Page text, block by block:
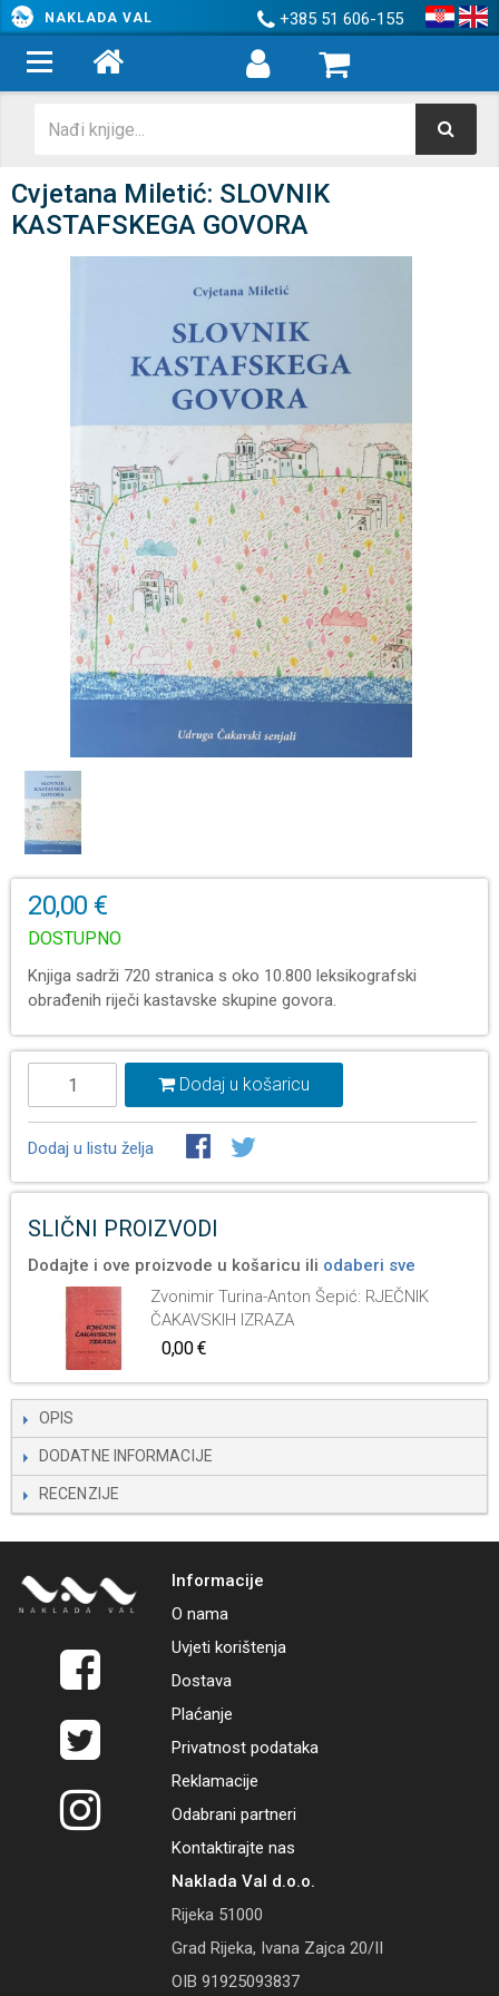
NAKLADA VAL +385 51 606-155
Cvjetana Miletić: SLOVNIK
KASTAFSKEGA GOVORA
20,00 €
DOSTUPNO
Knjiga sadrži 720 stranica s oko 10.800 leksikografski
obrađenih riječi kastavske skupine govora.
Dodaj u košaricu
Dodaj u listu želja
SLIČNI PROIZVODI
Dodajte i ove proizvode u košaricu ili odaberi sve
Zvonimir Turina-Anton Šepić: RJEČNIK
ČAKAVSKIH IZRAZA
0,00 €
OPIS
DODATNE INFORMACIJE
RECENZIJE
Informacije
O nama
Uvjeti korištenja
Dostava
Plaćanje
Privatnost podataka
Reklamacije
Odabrani partneri
Kontaktirajte nas
Naklada Val d.o.o.
Rijeka 51000
Grad Rijeka, Ivana Zajca 20/II
OIB 91925093837